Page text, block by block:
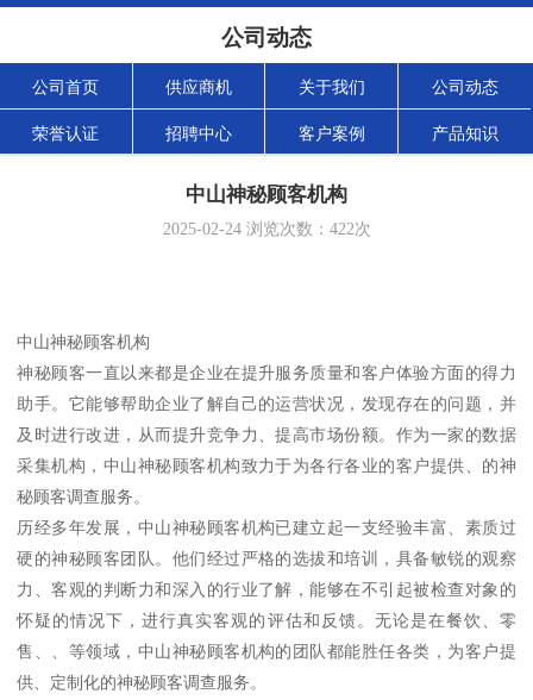
公司动态
公司首页 供应商机 关于我们 公司动态
荣誉认证 招聘中心 客户案例 产品知识
中山神秘顾客机构
2025-02-24浏览次数： 422次
中山神秘顾客机构
神秘顾客一直以来都是企业在提升服务质量和客户体验方面的得力
助手。它能够帮助企业了解自己的运营状况，发现存在的问题，并
及时进行改进，从而提升竞争力、提高市场份额。作为一家的数据
采集机构，中山神秘顾客机构致力于为各行各业的客户提供、的神
秘顾客调查服务。
历经多年发展，中山神秘顾客机构已建立起一支经验丰富、素质过
硬的神秘顾客团队。他们经过严格的选拔和培训，具备敏锐的观察
力、客观的判断力和深入的行业了解，能够在不引起被检查对象的
怀疑的情况下，进行真实客观的评估和反馈。无论是在餐饮、零
售、、等领域，中山神秘顾客机构的团队都能胜任各类，为客户提
供、定制化的神秘顾客调查服务。